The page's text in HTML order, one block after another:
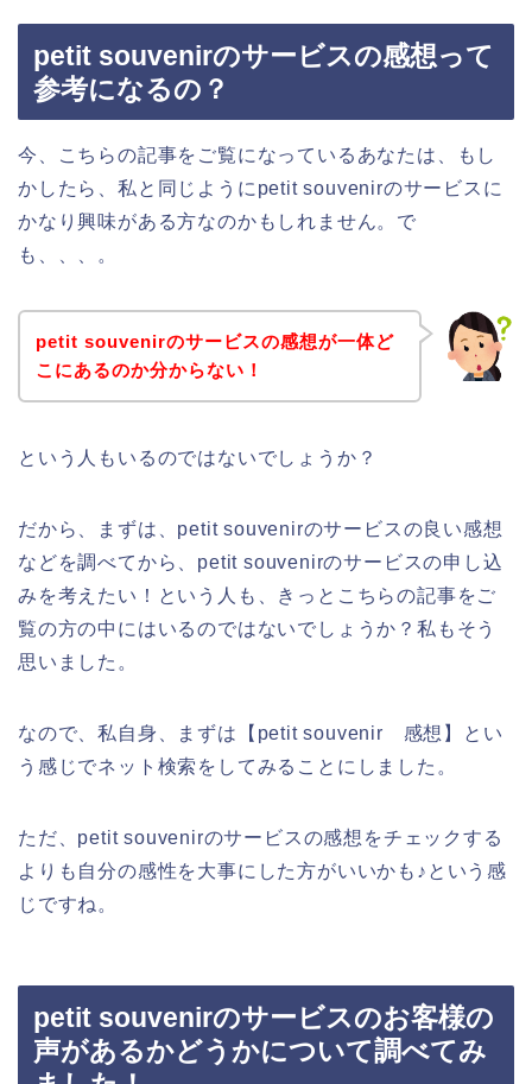
petit souvenirのサービスの感想って
参考になるの？
今、こちらの記事をご覧になっているあなたは、もし
かしたら、私と同じようにpetit souvenirのサービスに
かなり興味がある方なのかもしれません。で
も、、、。
petit souvenirのサービスの感想が一体ど
こにあるのか分からない！
という人もいるのではないでしょうか？
だから、まずは、petit souvenirのサービスの良い感想
などを調べてから、petit souvenirのサービスの申し込
みを考えたい！という人も、きっとこちらの記事をご
覧の方の中にはいるのではないでしょうか？私もそう
思いました。
なので、私自身、まずは【petit souvenir 感想】とい
う感じでネット検索をしてみることにしました。
ただ、petit souvenirのサービスの感想をチェックする
よりも自分の感性を大事にした方がいいかも♪という感
じですね。
petit souvenirのサービスのお客様の
声があるかどうかについて調べてみ